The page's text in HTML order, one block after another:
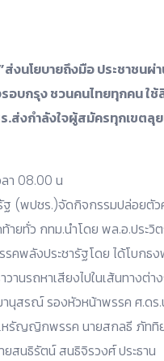
งนโยบายถึงมือ ประชาชนผ่
รอบกรุง ชวนคนไทยทุกคน ใ
.ส่งกำลังใจผู้สมัครทุกเขตลุ
ลา 08.00 น
(พปชร.)จัดกิจกรรมปล่อยตัว
ายทั่ว กทม.นำโดย พล.อ.ประวิ
คพลังประชารัฐโดย ได้โบกธ
านรถหาเสียงไปในเส้นทางต่า
นุสรณ์ รองหัวหน้าพรรค ศ.ดร
ญญิกพรรค นายสกลธี ภัททิ
สนธิรัตน์ สนธิจิรวงศ์ ประธาน